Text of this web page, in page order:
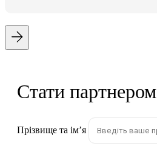
Стати партнером
Прізвище та імʼя